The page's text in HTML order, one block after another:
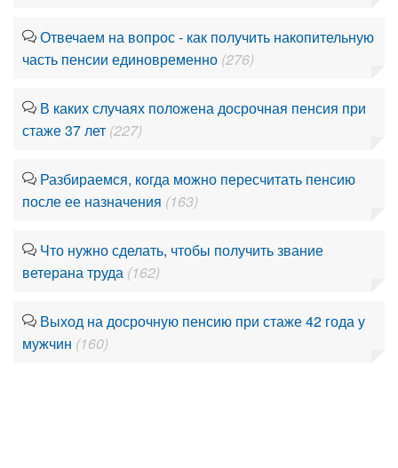
Отвечаем на вопрос - как получить накопительную
часть пенсии единовременно (276)
В каких случаях положена досрочная пенсия при
стаже 37 лет (227)
Разбираемся, когда можно пересчитать пенсию
после ее назначения (163)
Что нужно сделать, чтобы получить звание
ветерана труда (162)
Выход на досрочную пенсию при стаже 42 года у
мужчин (160)